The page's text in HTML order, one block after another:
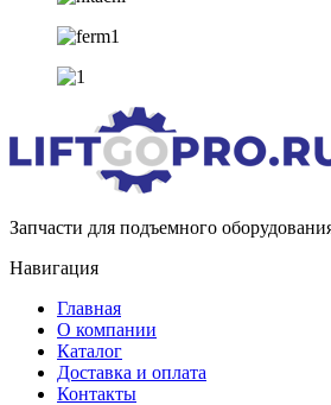
Запчасти для подъемного
Навигация
Главная
О компании
Каталог
Доставка и оплата
Контакты